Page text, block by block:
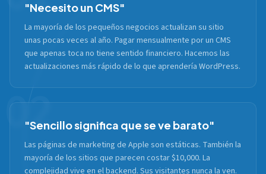
"Necesito un CMS"
La mayoría de los pequeños negocios actualizan su sitio
unas pocas veces al año. Pagar mensualmente por un CMS
que apenas toca no tiene sentido financiero. Hacemos las
actualizaciones más rápido de lo que aprendería WordPress.
02
"Sencillo significa que se ve barato"
Las páginas de marketing de Apple son estáticas. También la
mayoría de los sitios que parecen costar $10,000. La
complejidad vive en el backend. Sus visitantes nunca la ven.